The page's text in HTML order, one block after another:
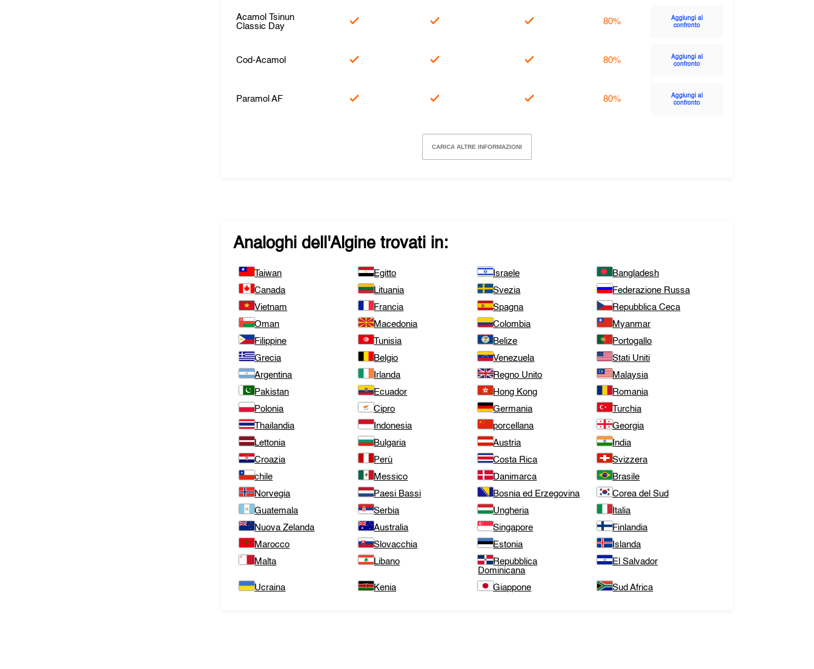
Acamol Tsinun
Classic Day
80%
Aggiungi al
confronto
Cod-Acamol 80%
Aggiungi al
confronto
Paramol AF 80%
Aggiungi al
confronto
CARICA ALTRE INFORMAZIONI
Analoghi dell'Algine trovati in:
Taiwan Egitto Israele
Bangladesh
Canada
Lituania Svezia
Federazione Russa
Vietnam
Francia Spagna
Repubblica Ceca
Oman
Macedonia Colombia
Myanmar
Filippine
Tunisia Belize
Portogallo
Grecia
Belgio Venezuela
Stati Uniti
Argentina
Irlanda Regno Unito
Malaysia
Pakistan
Ecuador Hong Kong
Romania
Polonia
Cipro Germania
Turchia
Thailandia
Indonesia porcellana
Georgia
Lettonia
Bulgaria Austria
India
Croazia
Perù Costa Rica
Svizzera
chile
Messico Danimarca
Brasile
Norvegia
Paesi Bassi Bosnia ed Erzegovina
Corea del Sud
Guatemala
Serbia Ungheria
Italia
Nuova Zelanda
Australia Singapore
Finlandia
Marocco
Slovacchia Estonia
Islanda
Malta
Libano
Repubblica
Dominicana
El Salvador
Ucraina Kenia Giappone Sud Africa